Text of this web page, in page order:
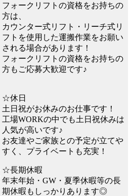
フォークリフトの資格をお持ちの
方は、
カウンター式リフト・リーチ式リ
フトを使用した運搬作業をお願い
される場合があります！
フォークリフトの資格をお持ちの
方もご応募大歓迎です♪
☆休日
土日祝がお休みのお仕事です！
工場WORKの中でも土日祝休みは
人気が高いです♪
お友達やご家族との予定が立てや
すく、プライベートも充実！
☆長期休暇
年末年始・GW・夏季休暇等の長
期休暇もしっかりあります◎